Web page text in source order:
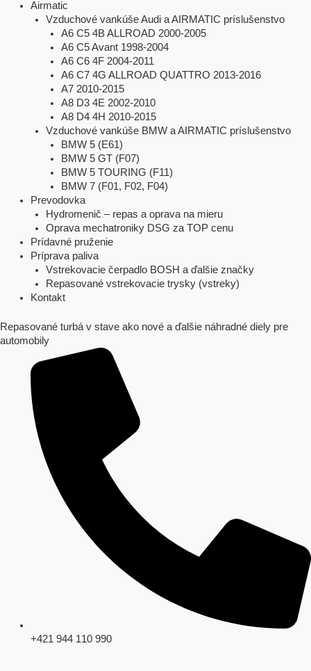
Airmatic
Vzduchové vankúše Audi a AIRMATIC príslušenstvo
A6 C5 4B ALLROAD 2000-2005
A6 C5 Avant 1998-2004
A6 C6 4F 2004-2011
A6 C7 4G ALLROAD QUATTRO 2013-2016
A7 2010-2015
A8 D3 4E 2002-2010
A8 D4 4H 2010-2015
Vzduchové vankúše BMW a AIRMATIC príslušenstvo
BMW 5 (E61)
BMW 5 GT (F07)
BMW 5 TOURING (F11)
BMW 7 (F01, F02, F04)
Prevodovka
Hydromenič – repas a oprava na mieru
Oprava mechatroniky DSG za TOP cenu
Prídavné pruženie
Príprava paliva
Vstrekovacie čerpadlo BOSH a ďalšie značky
Repasované vstrekovacie trysky (vstreky)
Kontakt
Repasované turbá v stave ako nové a ďalšie náhradné diely pre
automobily
+421 944 110 990